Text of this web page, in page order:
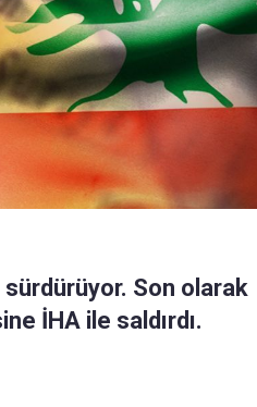
Son olarak
İHA ile saldırdı.